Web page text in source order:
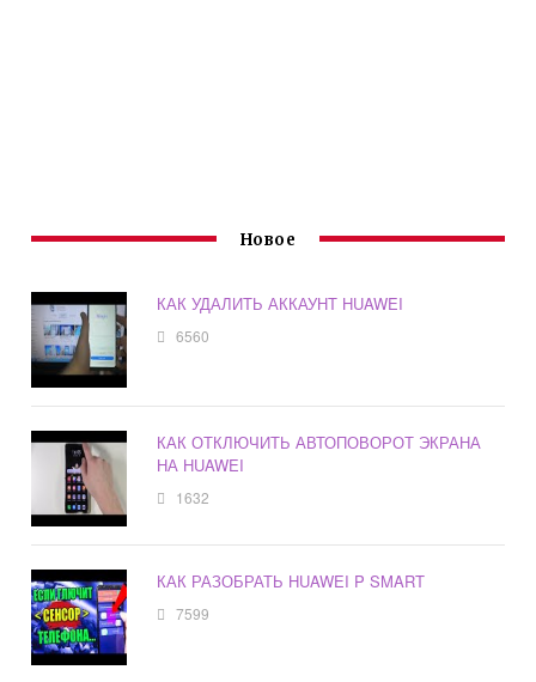
Новое
КАК УДАЛИТЬ АККАУНТ HUAWEI
6560
КАК ОТКЛЮЧИТЬ АВТОПОВОРОТ ЭКРАНА
НА HUAWEI
1632
КАК РАЗОБРАТЬ HUAWEI P SMART
7599